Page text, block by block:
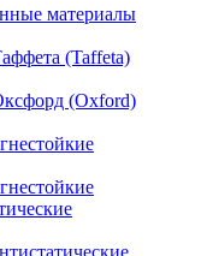
материалы
(Taffeta)
(Oxford)